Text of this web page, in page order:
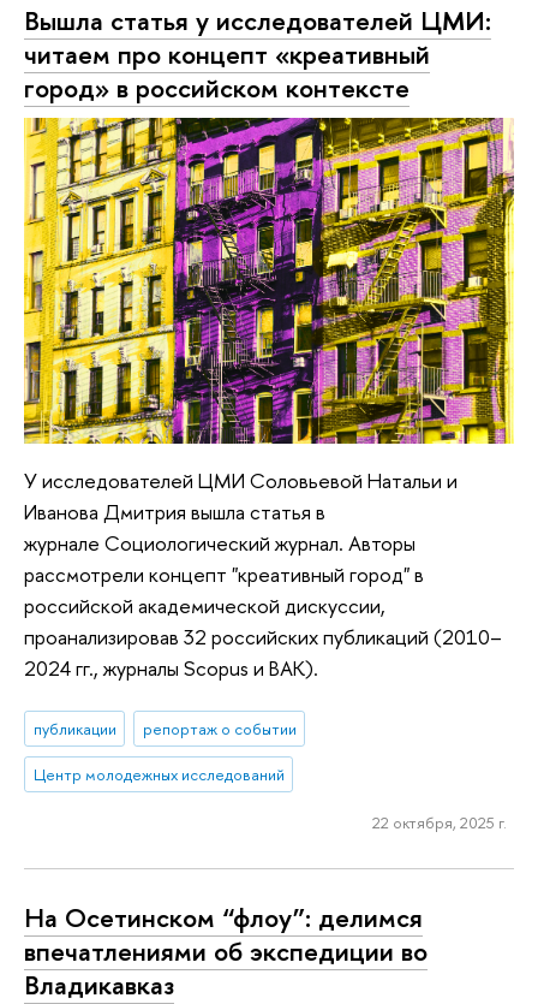
Вышла статья у исследователей ЦМИ:
читаем про концепт «креативный
город» в российском контексте
У исследователей ЦМИ Соловьевой Натальи и
Иванова Дмитрия вышла статья в
журнале Социологический журнал. Авторы
рассмотрели концепт "креативный город" в
российской академической дискуссии,
проанализировав 32 российских публикаций (2010–
2024 гг., журналы Scopus и ВАК).
публикации репортаж о событии
Центр молодежных исследований
22 октября, 2025 г.
На Осетинском “флоу”: делимся
впечатлениями об экспедиции во
Владикавказ